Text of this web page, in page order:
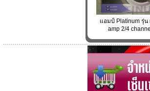
แอมป์ Platinum รุ่น
amp 2/4 channel